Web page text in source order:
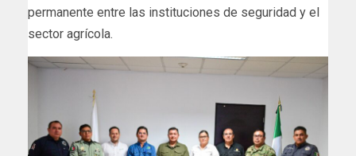
permanente entre las instituciones de seguridad y el
sector agrícola.